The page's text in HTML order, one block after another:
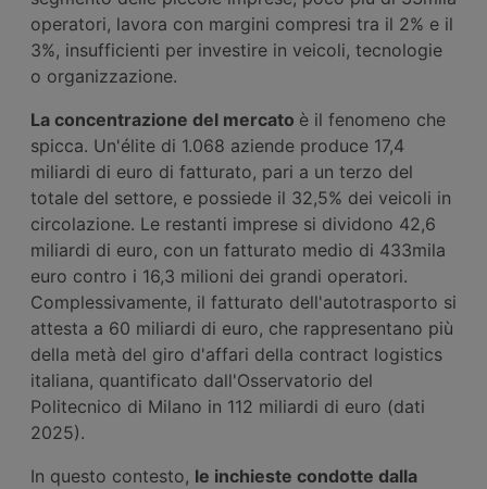
operatori, lavora con margini compresi tra il 2% e il
3%, insufficienti per investire in veicoli, tecnologie
o organizzazione.
La concentrazione del mercato è il fenomeno che
spicca. Un'élite di 1.068 aziende produce 17,4
miliardi di euro di fatturato, pari a un terzo del
totale del settore, e possiede il 32,5% dei veicoli in
circolazione. Le restanti imprese si dividono 42,6
miliardi di euro, con un fatturato medio di 433mila
euro contro i 16,3 milioni dei grandi operatori.
Complessivamente, il fatturato dell'autotrasporto si
attesta a 60 miliardi di euro, che rappresentano più
della metà del giro d'affari della contract logistics
italiana, quantificato dall'Osservatorio del
Politecnico di Milano in 112 miliardi di euro (dati
2025).
In questo contesto, le inchieste condotte dalla